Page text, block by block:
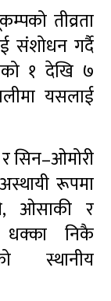
तीव्रता
संशोधन गर्दै
१ देखि ७
यसलाई
सिन–ओमोरी
रूपमा
ओसाकी र
धक्का निकै
स्थानीय